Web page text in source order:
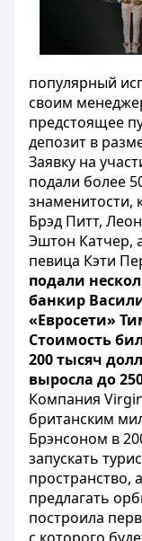
популярный
своим
предстоящее
депозит в
Заявку на
подали более
знаменитости,
Брэд Питт,
Эштон Катчер,
певица Кэти
подали
банкир
«Евросети»
Стоимость
200 тысяч
выросла до
Компания
британским
Брэнсоном в
запускать
пространство,
предлагать
построила